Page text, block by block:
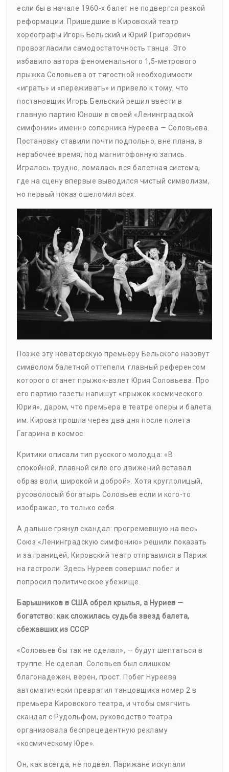
если бы в начале 1960-х балет не подвергся резкой
реформации. Пришедшие в Кировский театр
хореографы Игорь Бельский и Юрий Григорович
провозгласили самодостаточность танца. Это
избавило автора феноменального 1,5-метрового
прыжка Соловьева от тягостной необходимости
«играть» и «переживать» и привело к тому, что
постановщик Игорь Бельский решил ввести в
главную партию Юноши в своей «Ленинградской
симфонии» именно соперника Нуреева — Соловьева.
Постановку ставили почти подпольно, вне плана, в
нерабочее время, под магнитофонную запись.
Игралось трудно, ломалась вся балетная система,
где на сцену впервые выводился чистый символизм,
но первый показ ошеломил всех.
Позже эту новаторскую премьеру Бельского назовут
символом балетной оттепели, главный референсом
которого станет прыжок-взлет Юрия Соловьева. Про
его партию газеты напишут «прыжок космического
Юрия», даром, что премьера в театре оперы и балета
им. Кирова прошла через два дня после полета
Гагарина в космос.
Критики описали тип русского молодца: «В
спокойной, плавной силе его движений вставал
образ воли, широкой и доброй». Хотя круглолицый,
русоволосый богатырь Соловьев если и кого-то
изображал, то только себя.
А дальше грянул скандал: прогремевшую на весь
Союз «Ленинградскую симфонию» решили показать
и за границей, Кировский театр отправился в Париж
на гастроли. Здесь Нуреев совершил побег и
попросил политическое убежище.
Барышников в США обрел крылья, а Нуриев —
богатство: как сложилась судьба звезд балета,
сбежавших из СССР
«Соловьев бы так не сделал», — будут шептаться в
труппе. Не сделал. Соловьев был слишком
благонадежен, верен, прост. Побег Нуреева
автоматически превратил танцовщика номер 2 в
премьера Кировского театра, и чтобы смягчить
скандал с Рудольфом, руководство театра
организовала беспрецедентную рекламу
«космическому Юре».
Он, как всегда, не подвел. Парижане искупали